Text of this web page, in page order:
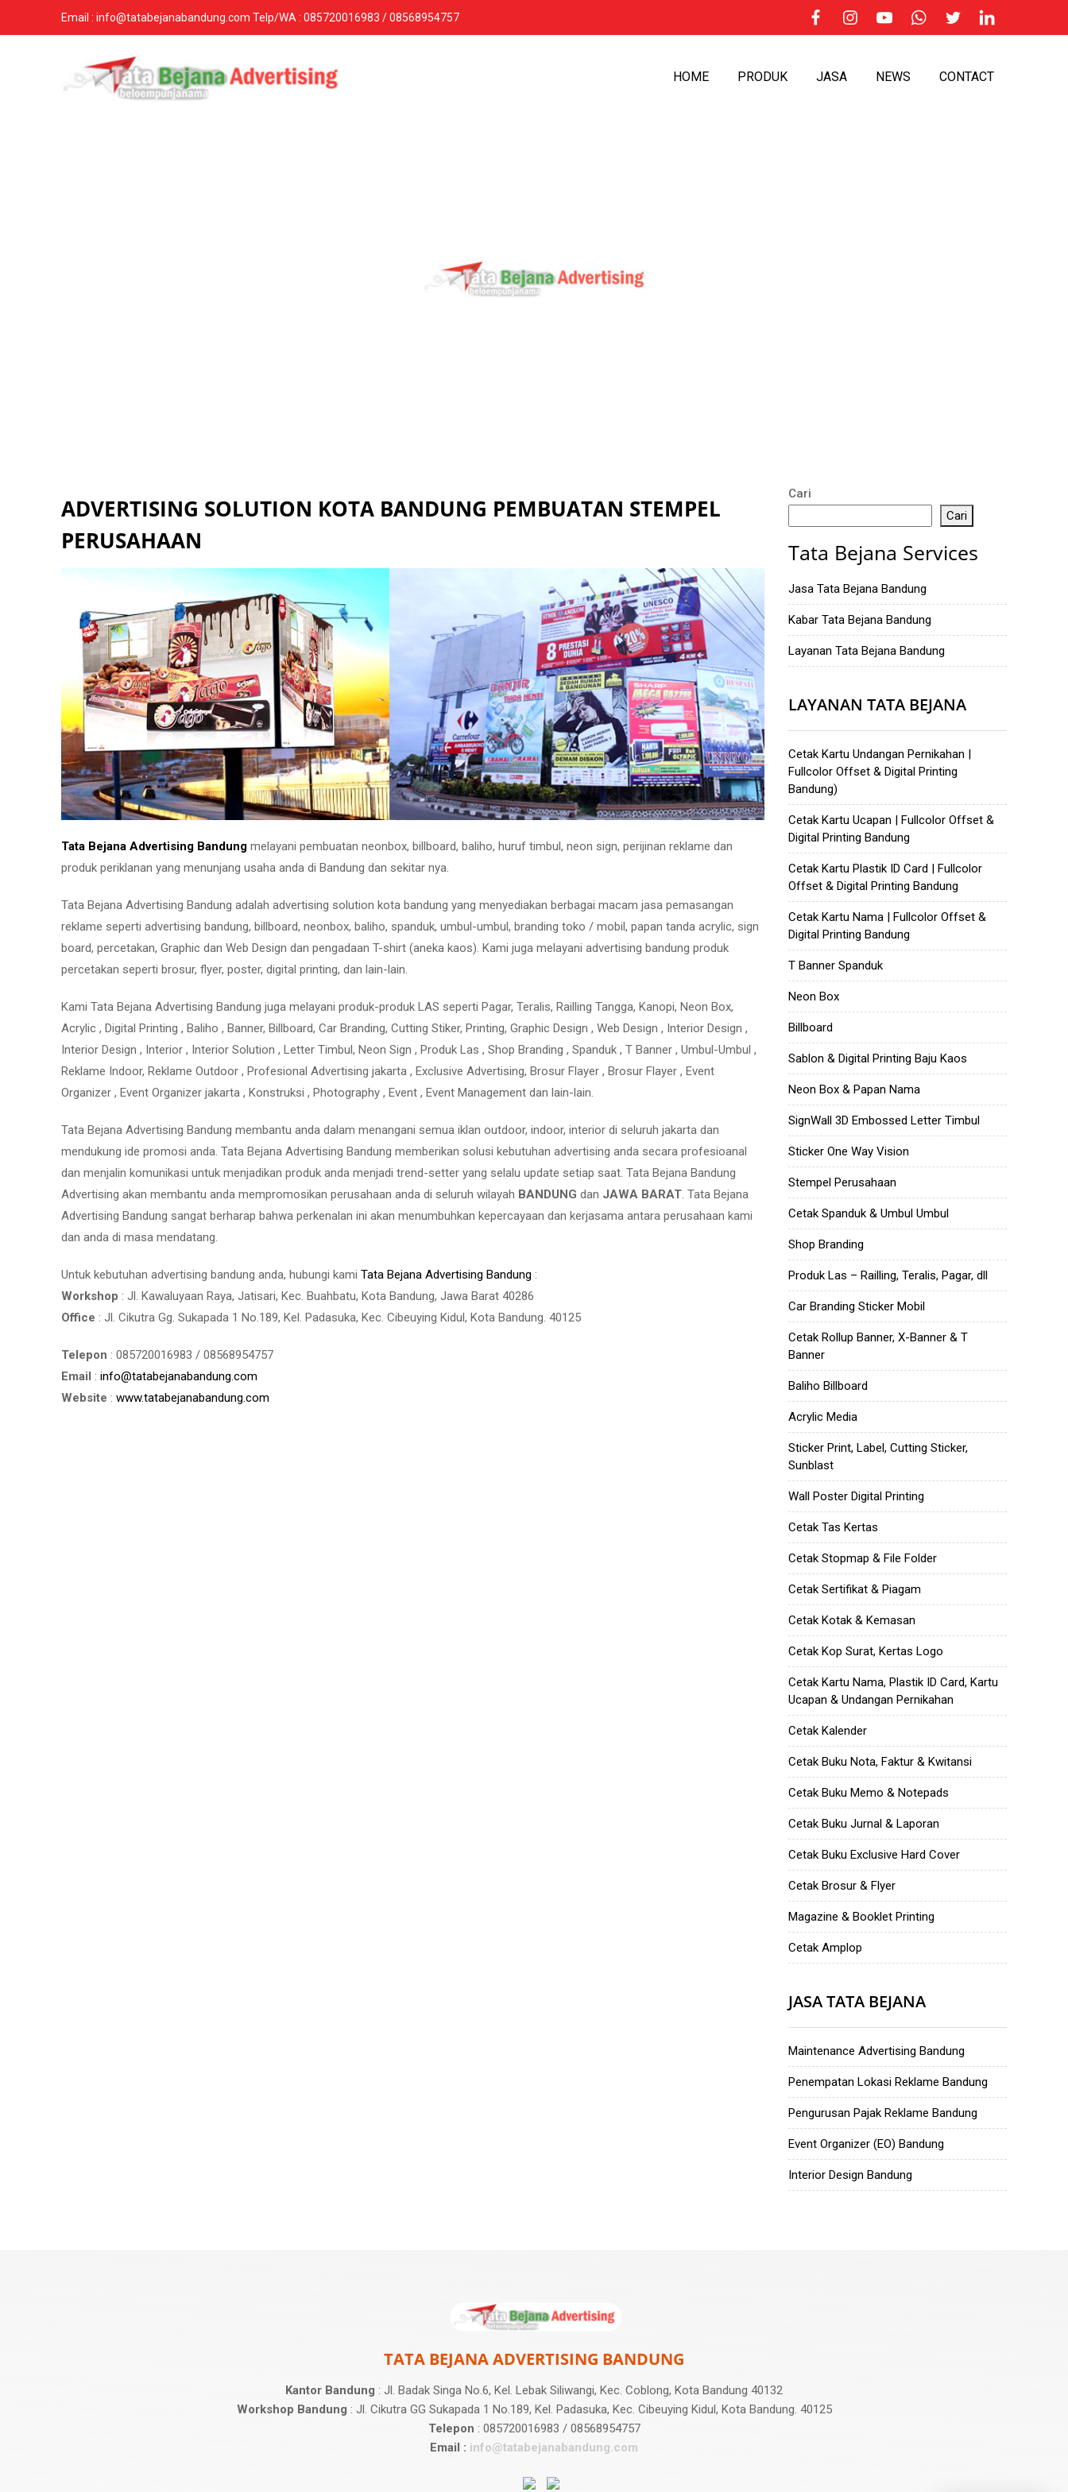
Email : info@tatabejanabandung.com Telp/WA : 085720016983 / 08568954757
HOME PRODUK JASA NEWS CONTACT
ADVERTISING SOLUTION KOTA BANDUNG PEMBUATAN STEMPEL
PERUSAHAAN
Tata Bejana Advertising Bandung melayani pembuatan neonbox, billboard, baliho, huruf timbul, neon sign, perijinan reklame dan
produk periklanan yang menunjang usaha anda di Bandung dan sekitar nya.
Tata Bejana Advertising Bandung adalah advertising solution kota bandung yang menyediakan berbagai macam jasa pemasangan
reklame seperti advertising bandung, billboard, neonbox, baliho, spanduk, umbul-umbul, branding toko / mobil, papan tanda acrylic, sign
board, percetakan, Graphic dan Web Design dan pengadaan T-shirt (aneka kaos). Kami juga melayani advertising bandung produk
percetakan seperti brosur, flyer, poster, digital printing, dan lain-lain.
Kami Tata Bejana Advertising Bandung juga melayani produk-produk LAS seperti Pagar, Teralis, Railling Tangga, Kanopi, Neon Box,
Acrylic , Digital Printing , Baliho , Banner, Billboard, Car Branding, Cutting Stiker, Printing, Graphic Design , Web Design , Interior Design ,
Interior Design , Interior , Interior Solution , Letter Timbul, Neon Sign , Produk Las , Shop Branding , Spanduk , T Banner , Umbul-Umbul ,
Reklame Indoor, Reklame Outdoor , Profesional Advertising jakarta , Exclusive Advertising, Brosur Flayer , Brosur Flayer , Event
Organizer , Event Organizer jakarta , Konstruksi , Photography , Event , Event Management dan lain-lain.
Tata Bejana Advertising Bandung membantu anda dalam menangani semua iklan outdoor, indoor, interior di seluruh jakarta dan
mendukung ide promosi anda. Tata Bejana Advertising Bandung memberikan solusi kebutuhan advertising anda secara profesioanal
dan menjalin komunikasi untuk menjadikan produk anda menjadi trend-setter yang selalu update setiap saat. Tata Bejana Bandung
Advertising akan membantu anda mempromosikan perusahaan anda di seluruh wilayah BANDUNG dan JAWA BARAT. Tata Bejana
Advertising Bandung sangat berharap bahwa perkenalan ini akan menumbuhkan kepercayaan dan kerjasama antara perusahaan kami
dan anda di masa mendatang.
Untuk kebutuhan advertising bandung anda, hubungi kami Tata Bejana Advertising Bandung :
Workshop : Jl. Kawaluyaan Raya, Jatisari, Kec. Buahbatu, Kota Bandung, Jawa Barat 40286
Office : Jl. Cikutra Gg. Sukapada 1 No.189, Kel. Padasuka, Kec. Cibeuying Kidul, Kota Bandung. 40125
Telepon : 085720016983 / 08568954757
Email : info@tatabejanabandung.com
Website : www.tatabejanabandung.com
Cari
Cari
Tata Bejana Services
Jasa Tata Bejana Bandung
Kabar Tata Bejana Bandung
Layanan Tata Bejana Bandung
LAYANAN TATA BEJANA
Cetak Kartu Undangan Pernikahan |
Fullcolor Offset & Digital Printing
Bandung)
Cetak Kartu Ucapan | Fullcolor Offset &
Digital Printing Bandung
Cetak Kartu Plastik ID Card | Fullcolor
Offset & Digital Printing Bandung
Cetak Kartu Nama | Fullcolor Offset &
Digital Printing Bandung
T Banner Spanduk
Neon Box
Billboard
Sablon & Digital Printing Baju Kaos
Neon Box & Papan Nama
SignWall 3D Embossed Letter Timbul
Sticker One Way Vision
Stempel Perusahaan
Cetak Spanduk & Umbul Umbul
Shop Branding
Produk Las – Railling, Teralis, Pagar, dll
Car Branding Sticker Mobil
Cetak Rollup Banner, X-Banner & T
Banner
Baliho Billboard
Acrylic Media
Sticker Print, Label, Cutting Sticker,
Sunblast
Wall Poster Digital Printing
Cetak Tas Kertas
Cetak Stopmap & File Folder
Cetak Sertifikat & Piagam
Cetak Kotak & Kemasan
Cetak Kop Surat, Kertas Logo
Cetak Kartu Nama, Plastik ID Card, Kartu
Ucapan & Undangan Pernikahan
Cetak Kalender
Cetak Buku Nota, Faktur & Kwitansi
Cetak Buku Memo & Notepads
Cetak Buku Jurnal & Laporan
Cetak Buku Exclusive Hard Cover
Cetak Brosur & Flyer
Magazine & Booklet Printing
Cetak Amplop
JASA TATA BEJANA
Maintenance Advertising Bandung
Penempatan Lokasi Reklame Bandung
Pengurusan Pajak Reklame Bandung
Event Organizer (EO) Bandung
Interior Design Bandung
TATA BEJANA ADVERTISING BANDUNG
Kantor Bandung : Jl. Badak Singa No.6, Kel. Lebak Siliwangi, Kec. Coblong, Kota Bandung 40132
Workshop Bandung : Jl. Cikutra GG Sukapada 1 No.189, Kel. Padasuka, Kec. Cibeuying Kidul, Kota Bandung. 40125
Telepon : 085720016983 / 08568954757
Email : info@tatabejanabandung.com